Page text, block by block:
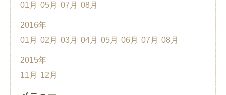
01月 05月 07月 08月
2016年
01月 02月 03月 04月 05月 06月 07月 08月
2015年
11月
12月